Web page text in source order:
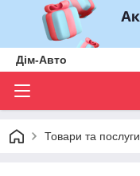
Дім-Авто
Товари та послуги